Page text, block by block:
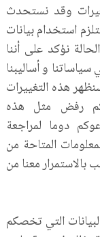
وقد نستحدث
استخدام بيانات
نؤكد على أننا
و أساليبنا
هذه التغييرات
رفض مثل هذه
دوما لمراجعة
المتاحة من
معنا من
التي تخصكم